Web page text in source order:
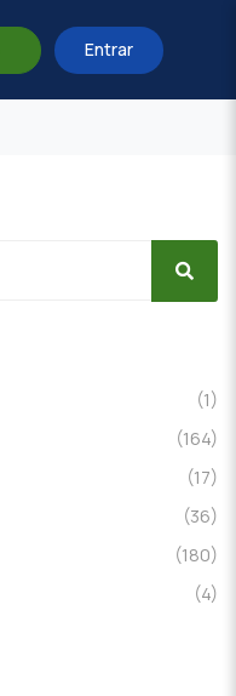
Entrar
(1)
(164)
(17)
(36)
(180)
(4)